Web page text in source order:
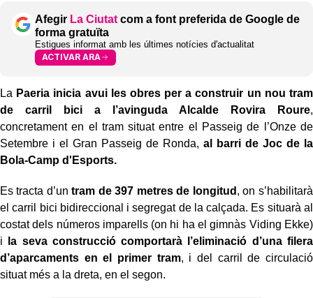
Afegir La Ciutat com a font preferida de Google de
forma gratuïta
Estigues informat amb les últimes notícies d'actualitat
ACTIVAR ARA
La Paeria inicia avui les obres per a construir un nou tram
de carril bici a l’avinguda Alcalde Rovira Roure,
concretament en el tram situat entre el Passeig de l’Onze de
Setembre i el Gran Passeig de Ronda, al barri de Joc de la
Bola-Camp d'Esports.
Es tracta d’un tram de 397 metres de longitud , on s’habilitarà
el carril bici bidireccional i segregat de la calçada. Es situarà al
costat dels números imparells (on hi ha el gimnàs Viding Ekke)
i
la seva construcció comportarà l’eliminació d’una filera
d’aparcaments en el primer tram, i del carril de circulació
situat més a la dreta, en el segon.